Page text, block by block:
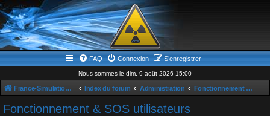
FAQ Connexion S’enregistrer
Nous sommes le dim. 9 août 2026 15:00
France-Simulation / Simulation-france-magazine.com Index du forum Administration Fonctionnement & SOS utilisateurs
Fonctionnement & SOS utilisateurs